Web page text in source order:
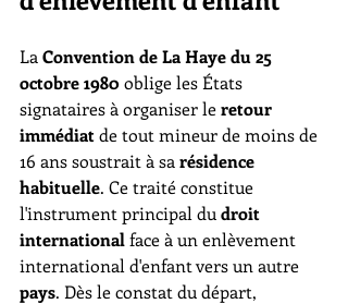
La Convention de La Haye du 25
octobre 1980 oblige les États
signataires à organiser le retour
immédiat de tout mineur de moins de
16 ans soustrait à sa résidence
habituelle. Ce traité constitue
l'instrument principal du droit
international face à un enlèvement
international d'enfant vers un autre
pays. Dès le constat du départ,